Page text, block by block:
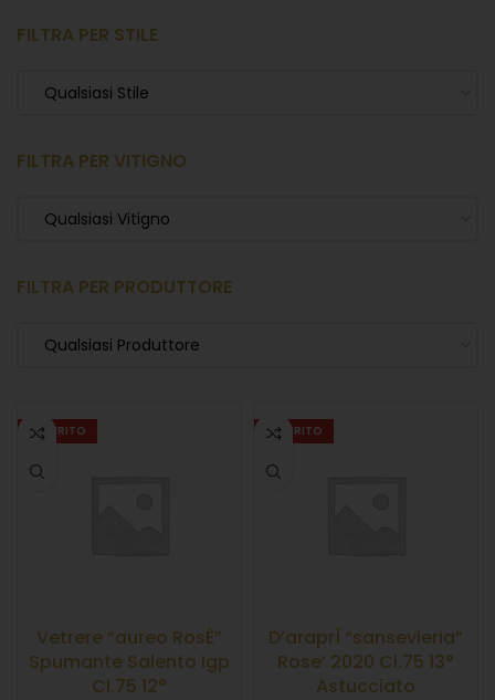
FILTRA PER STILE
Qualsiasi Stile
FILTRA PER VITIGNO
Qualsiasi Vitigno
FILTRA PER PRODUTTORE
Qualsiasi Produttore
ESAURITO
Vetrere “aureo RosÈ”
Spumante Salento Igp
Cl.75 12°
ESAURITO
D’araprÌ “sansevieria”
Rose’ 2020 Cl.75 13°
Astucciato